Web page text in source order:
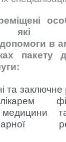
які
допомоги в
пакету
заключне
медицини